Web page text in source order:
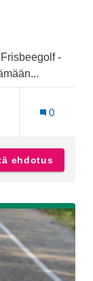
-
0
ehdotus